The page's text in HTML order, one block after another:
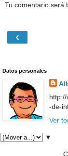
Tu comentario será
‹
Datos personales
-de-
Ver
▼